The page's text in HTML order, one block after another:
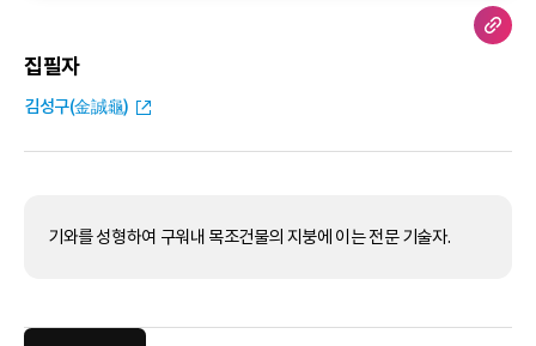
집필자
김성구(金誠龜)
기와를 성형하여 구워내 목조건물의 지붕에 이는 전문 기술자.